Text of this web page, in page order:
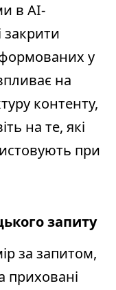
в AI-
закрити
у
на
контенту,
на те, які
при
запиту
за запитом,
приховані